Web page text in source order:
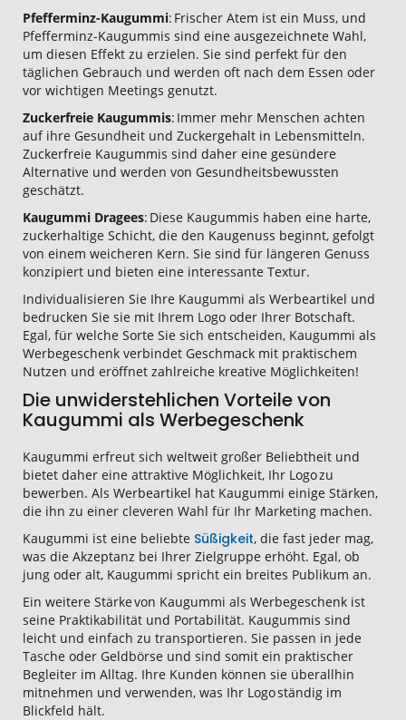
Pfefferminz-Kaugummi: Frischer Atem ist ein Muss, und
Pfefferminz-Kaugummis sind eine ausgezeichnete Wahl,
um diesen Effekt zu erzielen. Sie sind perfekt für den
täglichen Gebrauch und werden oft nach dem Essen oder
vor wichtigen Meetings genutzt.
Zuckerfreie Kaugummis: Immer mehr Menschen achten
auf ihre Gesundheit und Zuckergehalt in Lebensmitteln.
Zuckerfreie Kaugummis sind daher eine gesündere
Alternative und werden von Gesundheitsbewussten
geschätzt.
Kaugummi Dragees: Diese Kaugummis haben eine harte,
zuckerhaltige Schicht, die den Kaugenuss beginnt, gefolgt
von einem weicheren Kern. Sie sind für längeren Genuss
konzipiert und bieten eine interessante Textur.
Individualisieren Sie Ihre Kaugummi als Werbeartikel und
bedrucken Sie sie mit Ihrem Logo oder Ihrer Botschaft.
Egal, für welche Sorte Sie sich entscheiden, Kaugummi als
Werbegeschenk verbindet Geschmack mit praktischem
Nutzen und eröffnet zahlreiche kreative Möglichkeiten!
Die unwiderstehlichen Vorteile von
Kaugummi als Werbegeschenk
Kaugummi erfreut sich weltweit großer Beliebtheit und
bietet daher eine attraktive Möglichkeit, Ihr Logo zu
bewerben. Als Werbeartikel hat Kaugummi einige Stärken,
die ihn zu einer cleveren Wahl für Ihr Marketing machen.
Kaugummi ist eine beliebte Süßigkeit, die fast jeder mag,
was die Akzeptanz bei Ihrer Zielgruppe erhöht. Egal, ob
jung oder alt, Kaugummi spricht ein breites Publikum an.
Ein weitere Stärke von Kaugummi als Werbegeschenk ist
seine Praktikabilität und Portabilität. Kaugummis sind
leicht und einfach zu transportieren. Sie passen in jede
Tasche oder Geldbörse und sind somit ein praktischer
Begleiter im Alltag. Ihre Kunden können sie überallhin
mitnehmen und verwenden, was Ihr Logo ständig im
Blickfeld hält.